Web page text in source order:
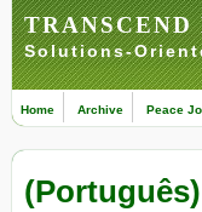
Solutions-
Home Archive Peace